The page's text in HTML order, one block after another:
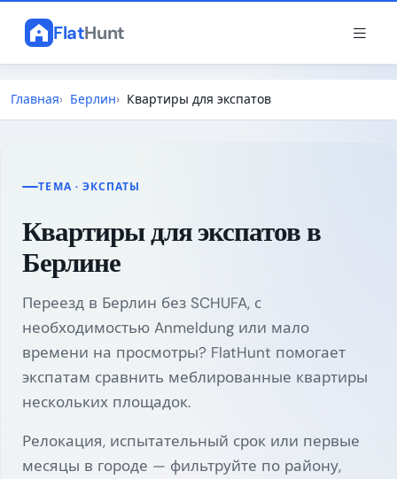
FlatHunt
Главная Берлин Квартиры для экспатов
ТЕМА · ЭКСПАТЫ
Квартиры для экспатов в
Берлине
Переезд в Берлин без SCHUFA, с
необходимостью Anmeldung или мало
времени на просмотры? FlatHunt помогает
экспатам сравнить меблированные квартиры
нескольких площадок.
Релокация, испытательный срок или первые
месяцы в городе — фильтруйте по району,